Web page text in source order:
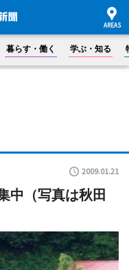
暮らす・働く 学ぶ・知る
2009.01.21
中（写真は秋田